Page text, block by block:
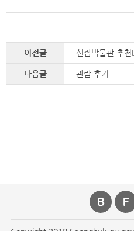
이전글 선잠박물관 추천
다음글 관람 후기